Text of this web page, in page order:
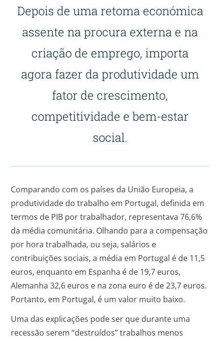
Depois de uma retoma económica
assente na procura externa e na
criação de emprego, importa
agora fazer da produtividade um
fator de crescimento,
competitividade e bem-estar
social.
Comparando com os países da União Europeia, a
produtividade do trabalho em Portugal, definida em
termos de PIB por trabalhador, representava 76,6%
da média comunitária. Olhando para a compensação
por hora trabalhada, ou seja, salários e
contribuições sociais, a média em Portugal é de 11,5
euros, enquanto em Espanha é de 19,7 euros,
Alemanha 32,6 euros e na zona euro é de 23,7 euros.
Portanto, em Portugal, é um valor muito baixo.
Uma das explicações pode ser que durante uma
recessão serem “destruídos” trabalhos menos